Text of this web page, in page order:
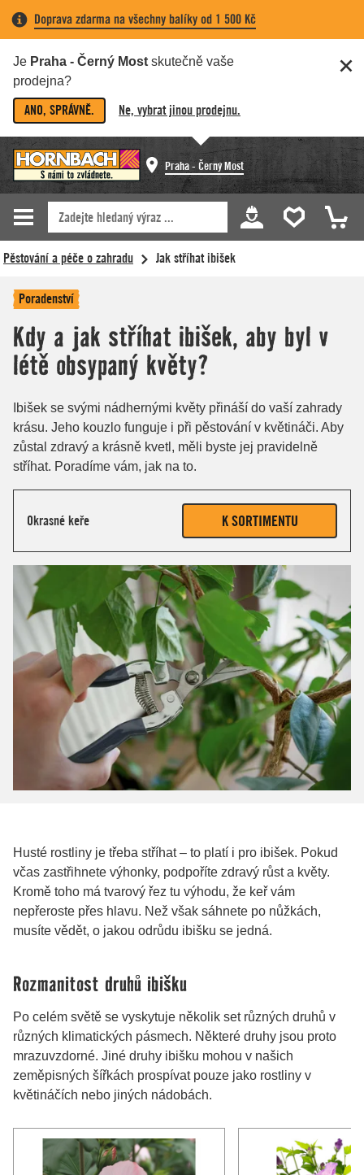
Doprava zdarma na všechny balíky od 1 500 Kč
Je Praha - Černý Most skutečně vaše
prodejna?
ANO, SPRÁVNĚ. Ne, vybrat jinou prodejnu.
Praha - Černý Most